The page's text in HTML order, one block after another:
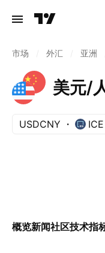
市场 外汇 亚洲
美元/
USDCNY ICE
概览新闻社区技术指